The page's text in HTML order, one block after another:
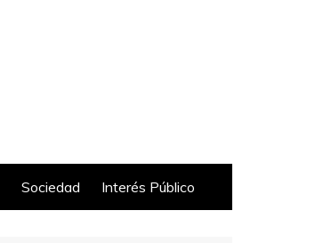
Sociedad Interés Público